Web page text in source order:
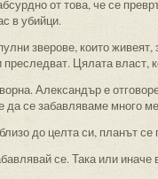
от това, че се
в убийци.
зверове, които
преследват. Цялата власт,
Александър е
да се забавляваме много
до целта си, планът
се. Така или иначе